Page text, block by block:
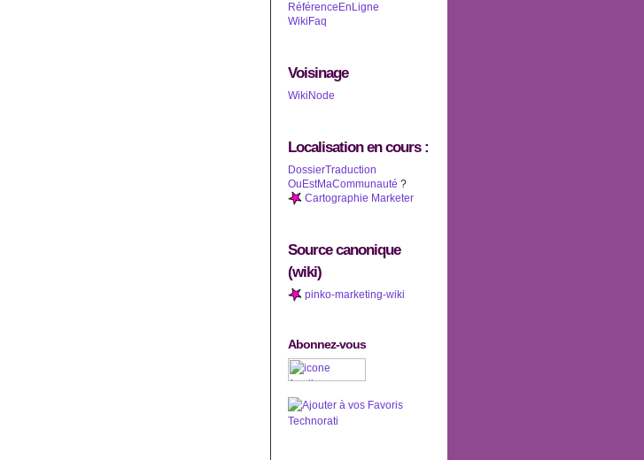
RéférenceEnLigne
WikiFaq
Voisinage
WikiNode
Localisation en cours :
DossierTraduction
OuEstMaCommunauté ?
Cartographie Marketer
Source canonique
(wiki)
pinko-marketing-wiki
Abonnez-vous